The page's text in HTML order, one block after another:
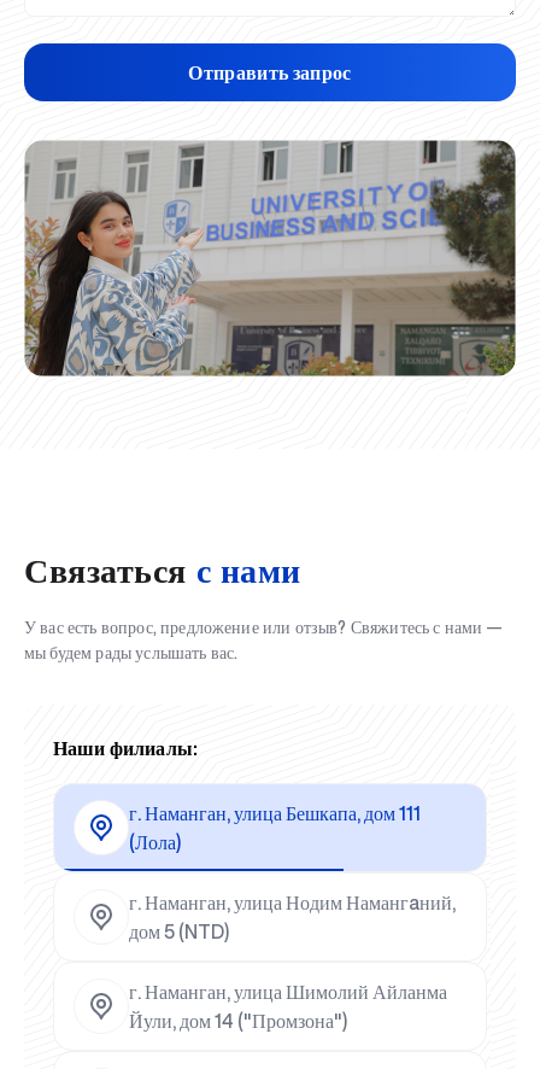
Отправить запрос
Связаться с нами
У вас есть вопрос, предложение или отзыв? Свяжитесь с нами —
мы будем рады услышать вас.
Наши филиалы:
г. Наманган, улица Бешкапа, дом 111
(Лола)
г. Наманган, улица Нодим Намангaний,
дом 5 (NTD)
г. Наманган, улица Шимолий Айланма
Йули, дом 14 ("Промзона")